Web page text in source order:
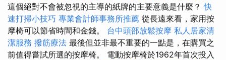
這個絕對不會被忽視的主導的紙牌的主要意義是什麼？快
速打掃小技巧 專業會計師事務所推薦 從長遠來看，家用按
摩椅可以節省時間和金錢。 台中頭部放鬆按摩 私人居家清
潔服務 撥筋療法 最後但並非最不重要的一點是，在購買之
前值得嘗試所選的按摩椅。 電動按摩椅於1962年首次投入